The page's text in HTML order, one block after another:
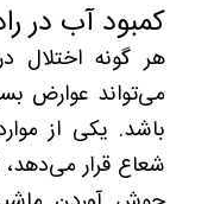
کمبود آب در
هر گونه اختلال
می‌تواند عوارض
باشد. یکی از
شعاع قرار